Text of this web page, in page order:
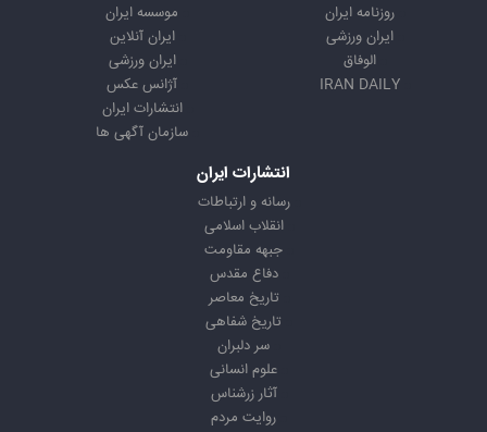
روزنامه ایران
ایران ورزشی
الوفاق
IRAN DAILY
موسسه ایران
ایران آنلاین
ایران ورزشی
آژانس عکس
انتشارات ایران
سازمان آگهی ها
انتشارات ایران
رسانه و ارتباطات
انقلاب اسلامی
جبهه مقاومت
دفاع مقدس
تاریخ معاصر
تاریخ شفاهی
سر دلبران
علوم انسانی
آثار زرشناس
روایت مردم